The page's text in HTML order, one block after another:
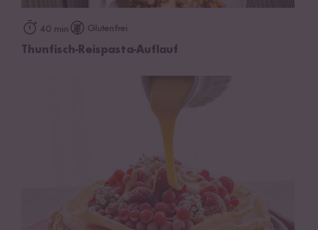
40 min Glutenfrei
Thunfisch-Reispasta-Auflauf